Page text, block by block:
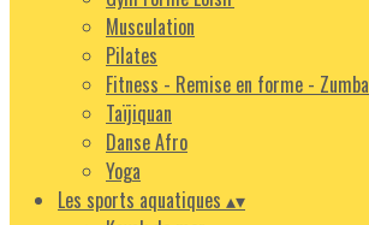
Musculation
Pilates
Fitness - Remise en forme - Zumba
Taïjiquan
Danse Afro
Yoga
Les sports aquatiques ▴▾